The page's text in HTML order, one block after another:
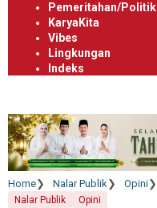
Pemeritahan/Politik
KaryaKita
Vibes
Lingkungan
Indeks
Home Nalar Publik Opini
Nalar Publik Opini